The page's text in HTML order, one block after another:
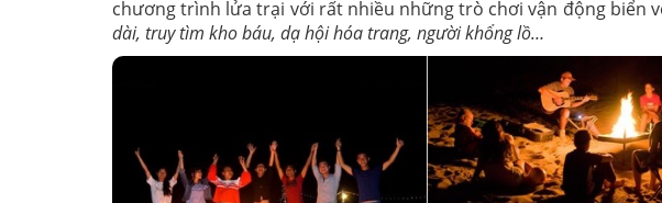
chương trình lửa trại với rất nhiều những trò chơi vận động biển
dài, truy tìm kho báu, dạ hội hóa trang, người khổng lồ…